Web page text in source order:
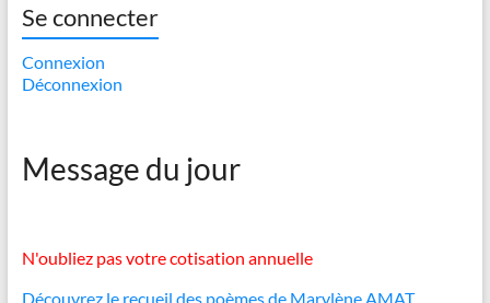
Se connecter
Connexion
Déconnexion
Message du jour
N'oubliez pas votre cotisation annuelle
Découvrez le recueil des poèmes de Marylène AMAT